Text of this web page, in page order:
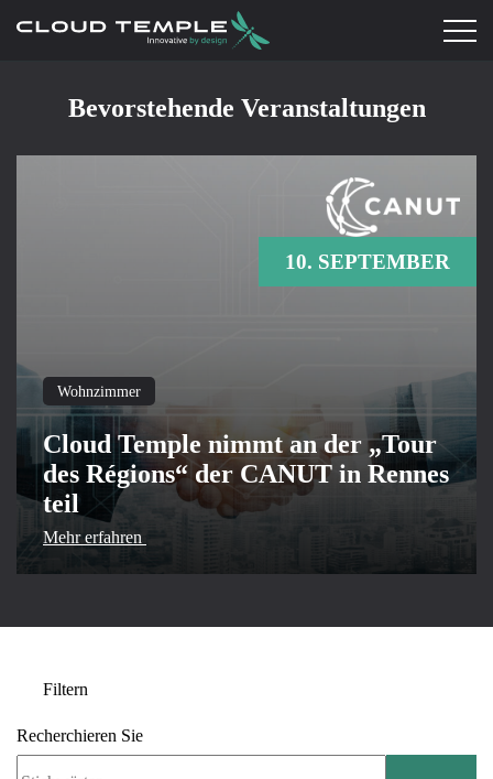
Bevorstehende Veranstaltungen
10. SEPTEMBER
Wohnzimmer
Cloud Temple nimmt an der „Tour
des Régions“ der CANUT in Rennes
teil
Mehr erfahren
Filtern
Recherchieren Sie